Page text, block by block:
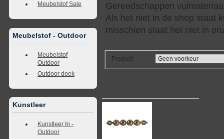
Meubelstof Sale
Meubelstof - Outdoor
Meubelstof
Outdoor
Outdoor doek
Kunstleer
Kunstleer In -
Outdoor
Gereedschappen
Als het niet in de shop staat
misschien staat het niet in
Product: